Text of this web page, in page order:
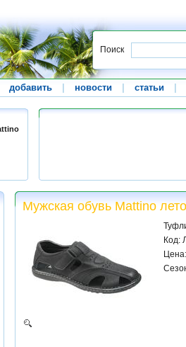
Поиск
добавить новости статьи
Мужская обувь Mattino
Код: